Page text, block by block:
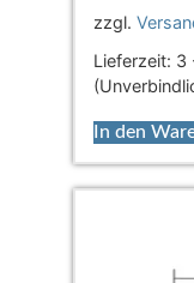
zzgl.
Lieferzeit: 3
In den